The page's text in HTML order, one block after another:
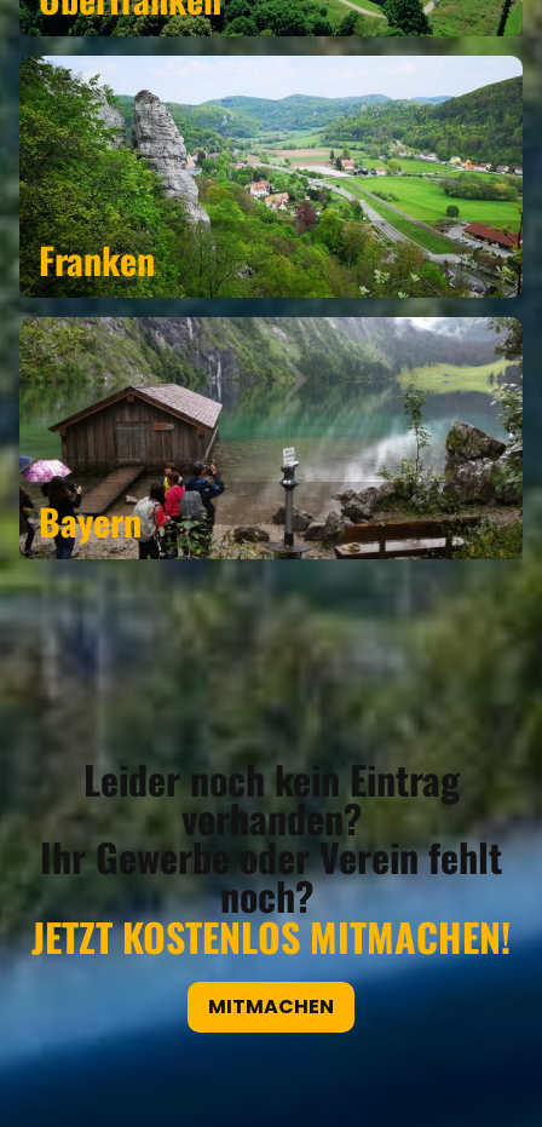
Franken
Bayern
Leider noch kein Eintrag
vorhanden?
Ihr Gewerbe oder Verein fehlt
noch?
JETZT KOSTENLOS MITMACHEN!
MITMACHEN